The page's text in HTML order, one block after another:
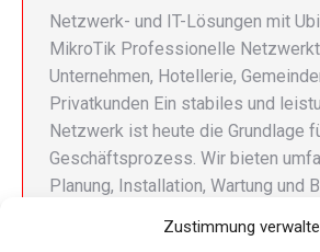
Zustimmung
Netzwerk- und IT-Lösungen mit
MikroTik Professionelle
Unternehmen, Hotellerie,
Privatkunden Ein stabiles und
Netzwerk ist heute die Grundlage
Geschäftsprozess. Wir bieten
Planung, Installation, Wartung und
Technologien von Ubiquiti, UniFi